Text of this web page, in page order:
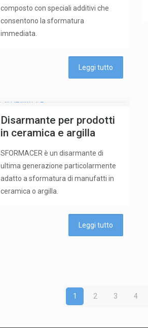
composto con speciali additivi che
consentono la sformatura
immediata.
Leggi tutto
Disarmante per prodotti
in ceramica e argilla
SFORMACER è un disarmante di
ultima generazione particolarmente
adatto a sformatura di manufatti in
ceramica o argilla.
Leggi tutto
1 2 3 4